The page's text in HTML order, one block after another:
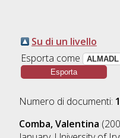
Su di un livello
Esporta come
Numero di documenti: 1
Comba, Valentina